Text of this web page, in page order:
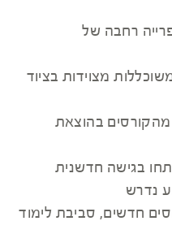
רחבה של
מצוידות בציוד
מהקורסים בהוצאת
בגישה חדשנית
נדרש
חדשים, סביבת לימוד